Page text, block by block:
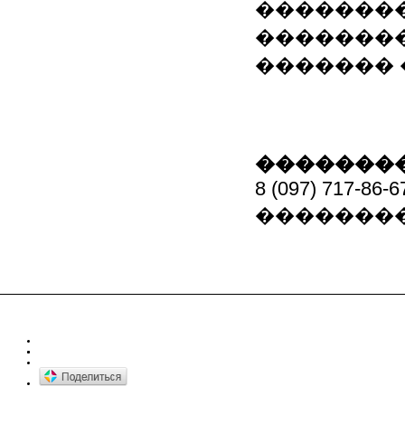
�������
8 (097) 717-86-